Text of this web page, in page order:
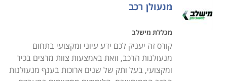
מנעולן רכב
מכללת מישלב
קורס זה יעניק לכם ידע עיוני ומקצועי בתחום
מנעולנות הרכב, וזאת באמצעות צוות מרצים בכיר
ומקצועי, בעל ותק של שנים ארוכות בענף מנעולנות